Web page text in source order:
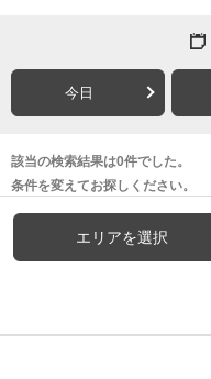
今日
該当の検索結果は0件でした。
条件を変えてお探しください。
エリアを選択